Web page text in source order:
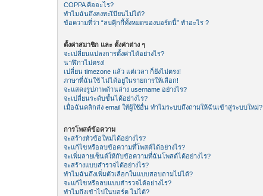
COPPA คืออะไร?
ทำไมฉันถึงลงทะเีบียนไม่ได้?
ข้อความที่ว่า “ลบคุีกกี้ทั้งหมดของบอร์ดนี้” ทำอะไร ?
ตั้งค่าสมาชิก และ ตั้งค่าต่าง ๆ
จะเปลี่ยนแปลงการตั้งค่าได้อย่างไร?
นาฬิกาไม่ตรง!
เปลี่ยน timezone แล้ว แต่เวลา ก็ยังไม่ตรง!
ภาษาที่ฉันใช้ ไม่ได้อยู่ในรายการให้เลือก!
จะแสดงรูปภาพด้านล่าง username อย่างไร?
จะเปลี่ยนระดับขั้นได้อย่างไร?
เมื่อฉันคลิกส่ง email ให้ผู้ใช้อื่น ทำไมระบบถึงถามให้ฉันเข้าสู่ระบบใหม่?
การโพสต์ข้อความ
จะสร้างหัวข้อใหม่ได้อย่างไร?
จะแก้ไขหรือลบข้อความที่โพสต์ได้อย่างไร?
จะเพิ่มลายเซ็นต์ให้กับข้อความที่ฉันโพสต์ได้อย่างไร?
จะสร้างแบบสำรวจได้อย่างไร?
ทำไมฉันถึงเพิ่มตัวเลือกในแบบสอบถามไม่ได้?
จะแก้ไขหรือลบแบบสำรวจได้อย่างไร?
ทำไมถึงเข้าไปในบอร์ด ไม่ได้?